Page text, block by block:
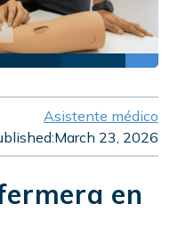
Asistente médico
March 23, 2026
en